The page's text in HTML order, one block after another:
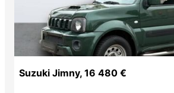
Suzuki Jimny, 16 480 €